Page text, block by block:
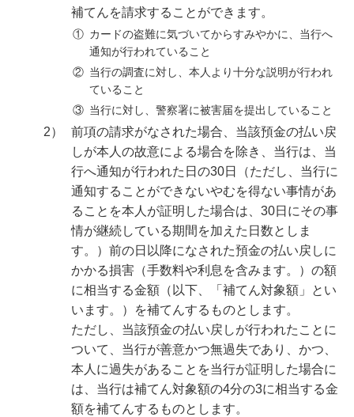
補てんを請求することができます。
① カードの盗難に気づいてからすみやかに、当行へ
通知が行われていること
② 当行の調査に対し、本人より十分な説明が行われ
ていること
③ 当行に対し、警察署に被害届を提出していること
2）
前項の請求がなされた場合、当該預金の払い戻
しが本人の故意による場合を除き、当行は、当
行へ通知が行われた日の30日（ただし、当行に
通知することができないやむを得ない事情があ
ることを本人が証明した場合は、30日にその事
情が継続している期間を加えた日数としま
す。）前の日以降になされた預金の払い戻しに
かかる損害（手数料や利息を含みます。）の額
に相当する金額（以下、「補てん対象額」とい
います。）を補てんするものとします。
ただし、当該預金の払い戻しが行われたことに
ついて、当行が善意かつ無過失であり、かつ、
本人に過失があることを当行が証明した場合に
は、当行は補てん対象額の4分の3に相当する金
額を補てんするものとします。